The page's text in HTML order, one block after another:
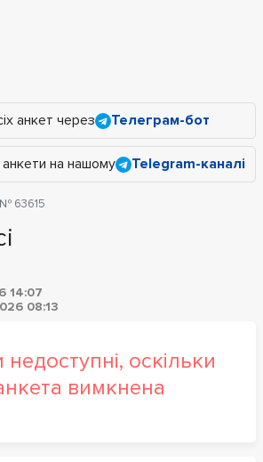
анкет через Телеграм-бот
анкети на нашому Telegram-каналі
№ 63615
14:07
08:13
недоступні, оскільки
вимкнена